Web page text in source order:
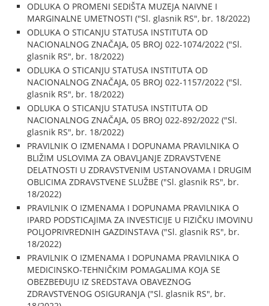
ODLUKA O PROMENI SEDIŠTA MUZEJA NAIVNE I
MARGINALNE UMETNOSTI ("Sl. glasnik RS", br. 18/2022)
ODLUKA O STICANJU STATUSA INSTITUTA OD
NACIONALNOG ZNAČAJA, 05 BROJ 022-1074/2022 ("Sl.
glasnik RS", br. 18/2022)
ODLUKA O STICANJU STATUSA INSTITUTA OD
NACIONALNOG ZNAČAJA, 05 BROJ 022-1157/2022 ("Sl.
glasnik RS", br. 18/2022)
ODLUKA O STICANJU STATUSA INSTITUTA OD
NACIONALNOG ZNAČAJA, 05 BROJ 022-892/2022 ("Sl.
glasnik RS", br. 18/2022)
PRAVILNIK O IZMENAMA I DOPUNAMA PRAVILNIKA O
BLIŽIM USLOVIMA ZA OBAVLJANJE ZDRAVSTVENE
DELATNOSTI U ZDRAVSTVENIM USTANOVAMA I DRUGIM
OBLICIMA ZDRAVSTVENE SLUŽBE ("Sl. glasnik RS", br.
18/2022)
PRAVILNIK O IZMENAMA I DOPUNAMA PRAVILNIKA O
IPARD PODSTICAJIMA ZA INVESTICIJE U FIZIČKU IMOVINU
POLJOPRIVREDNIH GAZDINSTAVA ("Sl. glasnik RS", br.
18/2022)
PRAVILNIK O IZMENAMA I DOPUNAMA PRAVILNIKA O
MEDICINSKO-TEHNIČKIM POMAGALIMA KOJA SE
OBEZBEĐUJU IZ SREDSTAVA OBAVEZNOG
ZDRAVSTVENOG OSIGURANJA ("Sl. glasnik RS", br.